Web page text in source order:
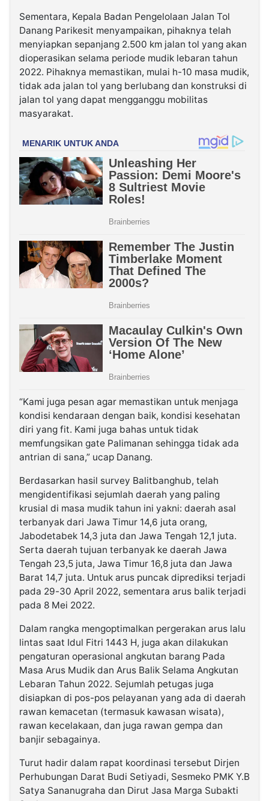
Sementara, Kepala Badan Pengelolaan Jalan Tol
Danang Parikesit menyampaikan, pihaknya telah
menyiapkan sepanjang 2.500 km jalan tol yang akan
dioperasikan selama periode mudik lebaran tahun
2022. Pihaknya memastikan, mulai h-10 masa mudik,
tidak ada jalan tol yang berlubang dan konstruksi di
jalan tol yang dapat mengganggu mobilitas
masyarakat.
“Kami juga pesan agar memastikan untuk menjaga
kondisi kendaraan dengan baik, kondisi kesehatan
diri yang fit. Kami juga bahas untuk tidak
memfungsikan gate Palimanan sehingga tidak ada
antrian di sana,” ucap Danang.
Berdasarkan hasil survey Balitbanghub, telah
mengidentifikasi sejumlah daerah yang paling
krusial di masa mudik tahun ini yakni: daerah asal
terbanyak dari Jawa Timur 14,6 juta orang,
Jabodetabek 14,3 juta dan Jawa Tengah 12,1 juta.
Serta daerah tujuan terbanyak ke daerah Jawa
Tengah 23,5 juta, Jawa Timur 16,8 juta dan Jawa
Barat 14,7 juta. Untuk arus puncak diprediksi terjadi
pada 29-30 April 2022, sementara arus balik terjadi
pada 8 Mei 2022.
Dalam rangka mengoptimalkan pergerakan arus lalu
lintas saat Idul Fitri 1443 H, juga akan dilakukan
pengaturan operasional angkutan barang Pada
Masa Arus Mudik dan Arus Balik Selama Angkutan
Lebaran Tahun 2022. Sejumlah petugas juga
disiapkan di pos-pos pelayanan yang ada di daerah
rawan kemacetan (termasuk kawasan wisata),
rawan kecelakaan, dan juga rawan gempa dan
banjir sebagainya.
Turut hadir dalam rapat koordinasi tersebut Dirjen
Perhubungan Darat Budi Setiyadi, Sesmeko PMK Y.B
Satya Sananugraha dan Dirut Jasa Marga Subakti